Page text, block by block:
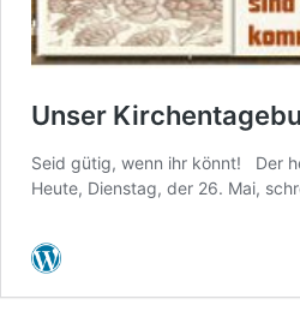
Unser
Seid gütig, wenn ihr könnt! Der
Heute, Dienstag, der 26. Mai,